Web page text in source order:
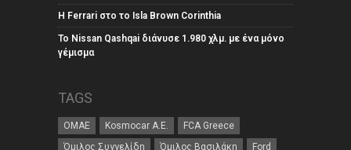
Η Ferrari στο το Isla Brown Corinthia
Το Nissan Qashqai διάνυσε 1.980 χλμ. με ένα μόνο
γέμισμα
TAGS
ΟΜΑΕ Kosmocar Α.Ε.
FCA Greece
Όμιλος Συγγελίδη
Όμιλος Βασιλάκη
Ford